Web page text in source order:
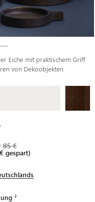
Eiche mit praktischem Griff
von Dekoobjekten
85 €
gespart)